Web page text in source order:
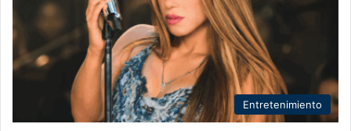
Entretenimiento